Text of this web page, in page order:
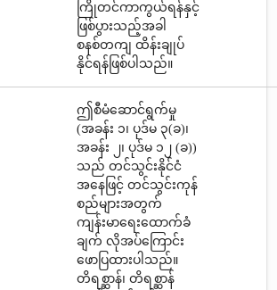
ကြိုတင်ကာကွယ်ရန်နှင့်
ဖြစ်ပွားသည့်အခါ
စနစ်တကျ ထိန်းချုပ်
နိုင်ရန်ဖြစ်ပါသည်။
ဤစီမံဆောင်ရွက်မှု
(အခန်း ၁၊ ပုဒ်မ ၃(ခ)၊
အခန်း ၂၊ ပုဒ်မ ၁၂ (ခ))
သည် တင်သွင်းနိုင်ငံ
အနေဖြင့် တင်သွင်းကုန်
စည်များအတွက်
ကျန်းမာရေးထောက်ခံ
ချက် လိုအပ်ကြောင်း
ဖောပြထားပါသည်။
တိရစ္ဆာန်၊ တိရစ္ဆာန်